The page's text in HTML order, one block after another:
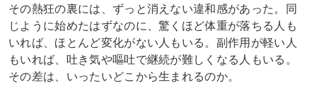
その熱狂の裏には、ずっと消えない違和感があった。同
じように始めたはずなのに、驚くほど体重が落ちる人も
いれば、ほとんど変化がない人もいる。副作用が軽い人
もいれば、吐き気や嘔吐で継続が難しくなる人もいる。
その差は、いったいどこから生まれるのか。